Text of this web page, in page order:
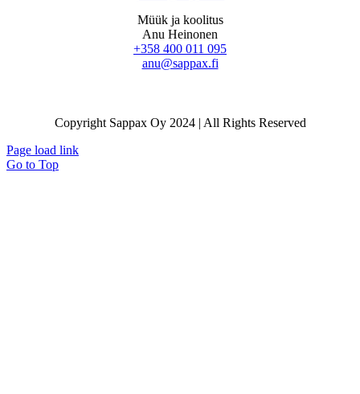
Müük ja koolitus
Anu Heinonen
+358 400 011 095
anu@sappax.fi
Copyright Sappax Oy 2024 | All Rights Reserved
Page load link
Go to Top